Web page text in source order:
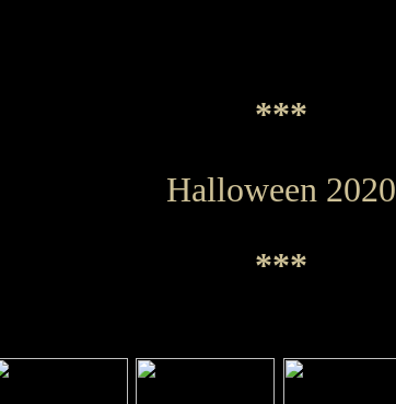
***
Halloween 2020
***